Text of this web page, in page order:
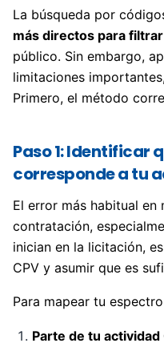
La búsqueda por
más directos para
público. Sin embargo,
limitaciones
Primero, el método
Paso 1: Identificar
corresponde a tu
El error más habitual en
contratación,
inician en la licitación,
CPV y asumir que es
Para mapear tu
Parte de tu actividad